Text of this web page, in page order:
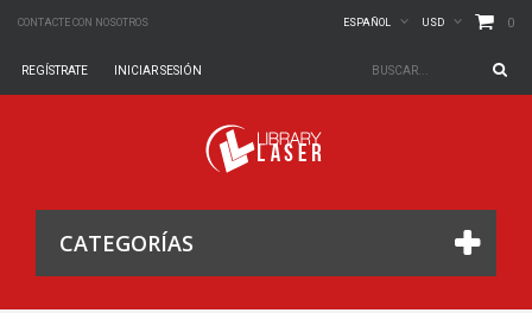
CONTACTE CON NOSOTROS 0
USD
ESPAÑOL
INICIAR SESIÓN
REGÍSTRATE
CATEGORÍAS